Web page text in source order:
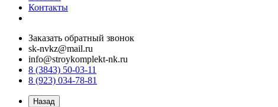
Контакты
Заказать обратный звонок
sk-nvkz@mail.ru
info@stroykomplekt-nk.ru
8 (3843) 50-03-11
8 (923) 034-78-81
Назад